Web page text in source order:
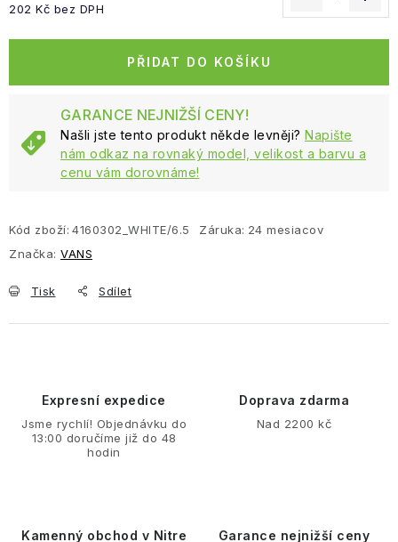
202 Kč bez DPH
PŘIDAT DO KOŠÍKU
GARANCE NEJNIŽŠÍ CENY!
Našli jste tento produkt někde levněji? Napište
nám odkaz na rovnaký model, velikost a barvu a
cenu vám dorovnáme!
Kód zboží: 4160302_WHITE/6.5 Záruka: 24 mesiacov
Značka: VANS
Tisk Sdílet
Expresní expedice
Jsme rychlí! Objednávku do
13:00 doručíme již do 48
hodin
Doprava zdarma
Nad 2200 kč
Kamenný obchod v Nitre Garance nejnižší ceny